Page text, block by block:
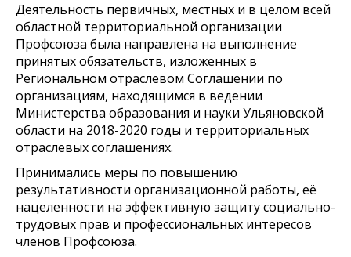
Деятельность первичных, местных и в целом всей
областной территориальной организации
Профсоюза была направлена на выполнение
принятых обязательств, изложенных в
Региональном отраслевом Соглашении по
организациям, находящимся в ведении
Министерства образования и науки Ульяновской
области на 2018-2020 годы и территориальных
отраслевых соглашениях.
Принимались меры по повышению
результативности организационной работы, её
нацеленности на эффективную защиту социально-
трудовых прав и профессиональных интересов
членов Профсоюза.